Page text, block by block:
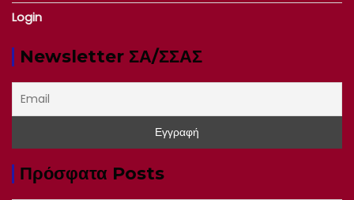
Login
Newsletter ΣΑ/ΣΣΑΣ
Πρόσφατα Posts